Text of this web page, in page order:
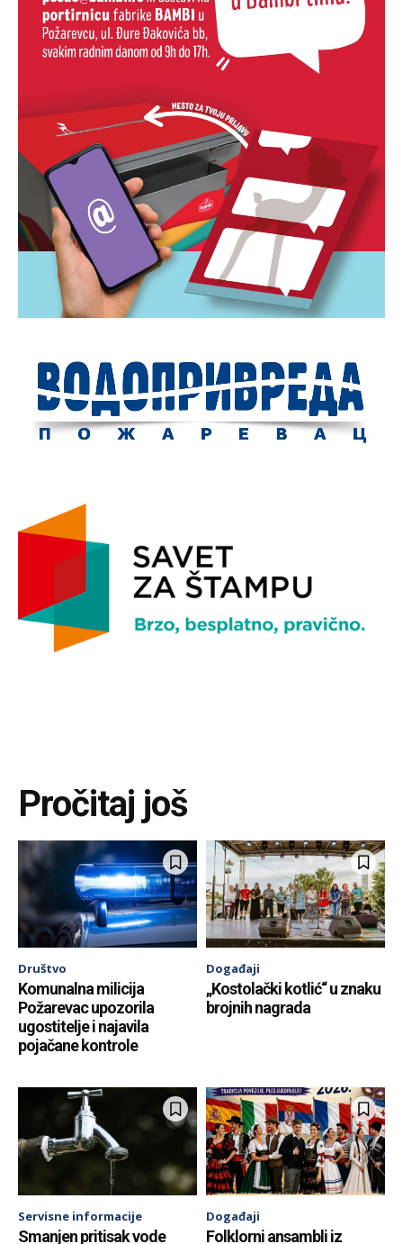
Pročitaj još
Društvo
Komunalna milicija
Požarevac upozorila
ugostitelje i najavila
pojačane kontrole
Događaji
„Kostolački kotlić“ u znaku
brojnih nagrada
Servisne informacije
Smanjen pritisak vode
Događaji
Folklorni ansambli iz